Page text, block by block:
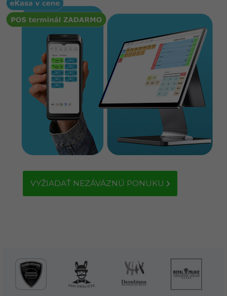
VYŽIADAŤ NEZÁVÄZNÚ PONUKU